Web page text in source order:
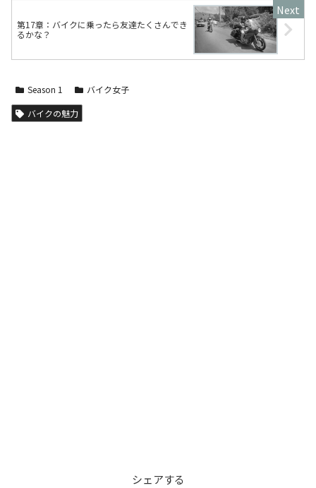
第17章：バイクに乗ったら友達たくさんでき
るかな？
Season 1 バイク女子
バイクの魅力
シェアする